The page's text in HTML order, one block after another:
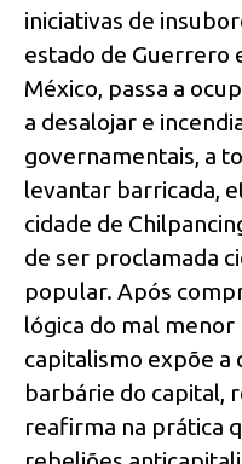
iniciativas de
estado de Guerrero
México, passa a
a desalojar e
governamentais, a
levantar barricada,
cidade de
de ser proclamada
popular. Após
lógica do mal menor
capitalismo expõe a
barbárie do capital,
reafirma na prática